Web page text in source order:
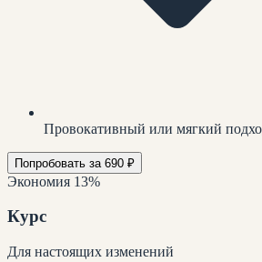
Провокативный или мягкий
Попробовать за 690 ₽
Экономия 13%
Курс
Для настоящих изменений